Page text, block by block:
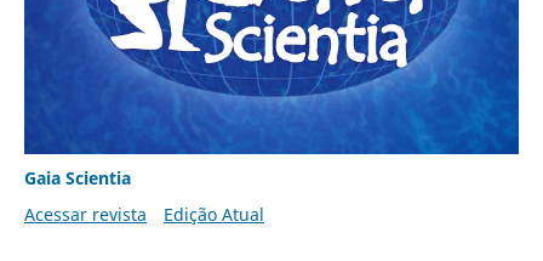
Gaia Scientia
Acessar revista
Edição Atual